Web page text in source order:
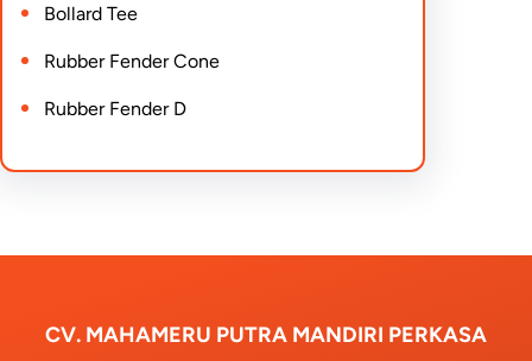
Bollard Tee
Rubber Fender Cone
Rubber Fender D
CV. MAHAMERU PUTRA MANDIRI PERKASA